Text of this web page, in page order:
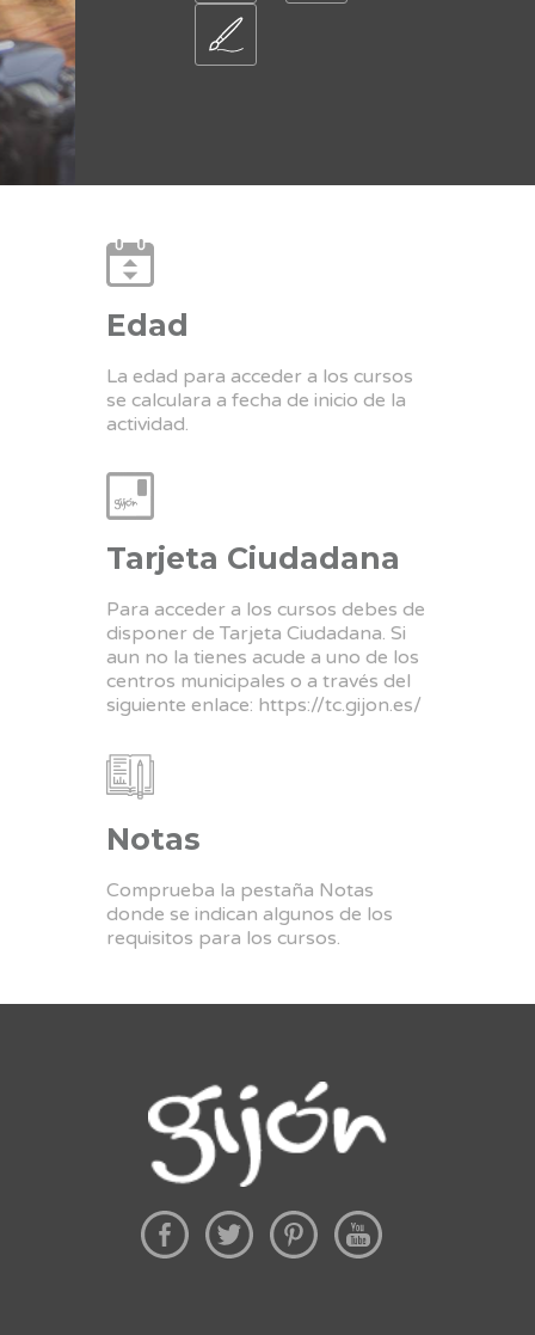
Edad
La edad para acceder a los cursos
se calculara a fecha de inicio de la
actividad.
Tarjeta Ciudadana
Para acceder a los cursos debes de
disponer de Tarjeta Ciudadana. Si
aun no la tienes acude a uno de los
centros municipales o a través del
siguiente enlace: https://tc.gijon.es/
Notas
Comprueba la pestaña Notas
donde se indican algunos de los
requisitos para los cursos.